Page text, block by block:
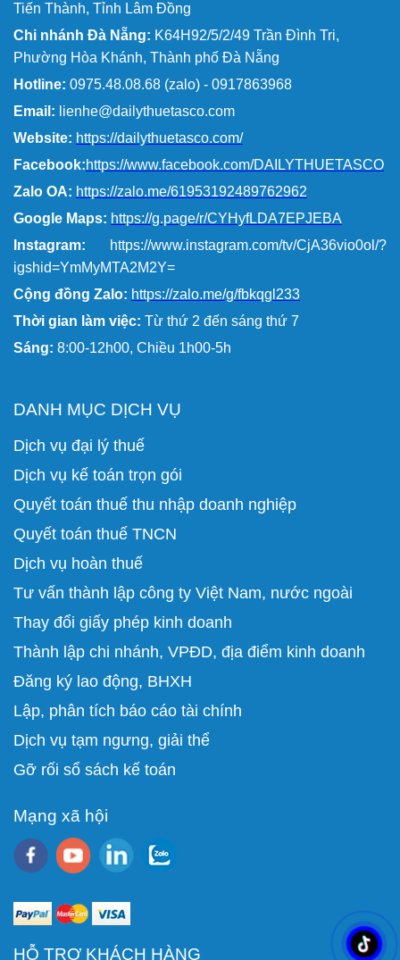
Tiến Thành, Tỉnh Lâm Đồng
Chi nhánh Đà Nẵng: K64H92/5/2/49 Trần Đình Tri,
Phường Hòa Khánh, Thành phố Đà Nẵng
Hotline: 0975.48.08.68 (zalo) - 0917863968
Email: lienhe@dailythuetasco.com
Website: https://dailythuetasco.com/
Facebook:https://www.facebook.com/DAILYTHUETASCO
Zalo OA: https://zalo.me/61953192489762962
Google Maps: https://g.page/r/CYHyfLDA7EPJEBA
Instagram:
https://www.instagram.com/tv/CjA36vio0ol/?
igshid=YmMyMTA2M2Y=
Cộng đồng Zalo: https://zalo.me/g/fbkqgl233
Thời gian làm việc: Từ thứ 2 đến sáng thứ 7
Sáng: 8:00-12h00, Chiều 1h00-5h
DANH MỤC DỊCH VỤ
Dịch vụ đại lý thuế
Dịch vụ kế toán trọn gói
Quyết toán thuế thu nhập doanh nghiệp
Quyết toán thuế TNCN
Dịch vụ hoàn thuế
Tư vấn thành lập công ty Việt Nam, nước ngoài
Thay đổi giấy phép kinh doanh
Thành lập chi nhánh, VPĐD, địa điểm kinh doanh
Đăng ký lao động, BHXH
Lập, phân tích báo cáo tài chính
Dịch vụ tạm ngưng, giải thể
Gỡ rối sổ sách kế toán
Mạng xã hội
HỖ TRỢ KHÁCH HÀNG